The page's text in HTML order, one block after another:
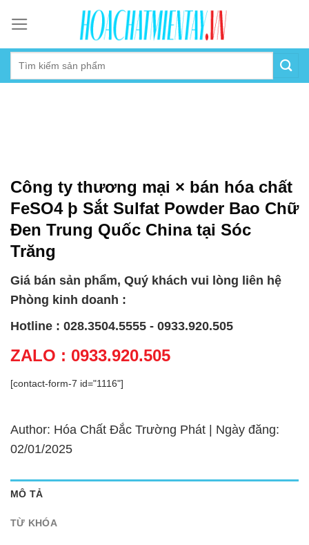
content
Công ty thương mại × bán hóa chất
FeSO4 þ Sắt Sulfat Powder Bao Chữ
Đen Trung Quốc China tại Sóc
Trăng
Giá bán sản phẩm, Quý khách vui lòng liên hệ
Phòng kinh doanh :
Hotline : 028.3504.5555 - 0933.920.505
ZALO : 0933.920.505
[contact-form-7 id="1116"]
Author: Hóa Chất Đắc Trường Phát | Ngày đăng:
02/01/2025
MÔ TẢ
TỪ KHÓA